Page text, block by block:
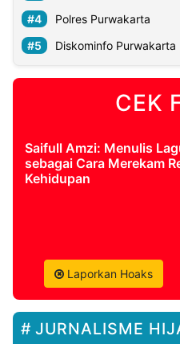
Polres Purwakarta
Diskominfo Purwakarta
CEK
Saifull Amzi: Menulis
sebagai Cara Merekam
Kehidupan
Laporkan Hoaks
JURNALISME